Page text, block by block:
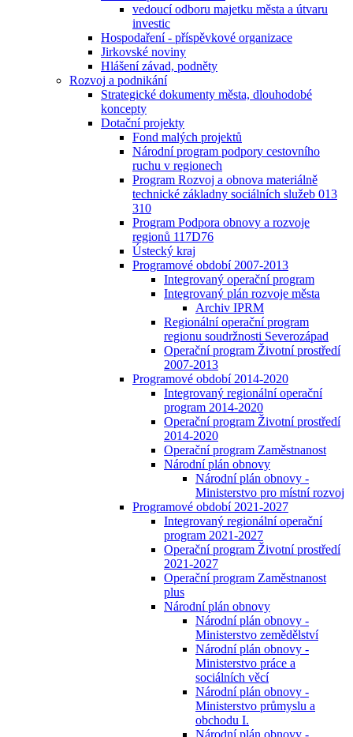
vedoucí odboru majetku města a útvaru
investic
Hospodaření - příspěvkové organizace
Jirkovské noviny
Hlášení závad, podněty
Rozvoj a podnikání
Strategické dokumenty města, dlouhodobé
koncepty
Dotační projekty
Fond malých projektů
Národní program podpory cestovního
ruchu v regionech
Program Rozvoj a obnova materiálně
technické základny sociálních služeb 013
310
Program Podpora obnovy a rozvoje
regionů 117D76
Ústecký kraj
Programové období 2007-2013
Integrovaný operační program
Integrovaný plán rozvoje města
Archiv IPRM
Regionální operační program
regionu soudržnosti Severozápad
Operační program Životní prostředí
2007-2013
Programové období 2014-2020
Integrovaný regionální operační
program 2014-2020
Operační program Životní prostředí
2014-2020
Operační program Zaměstnanost
Národní plán obnovy
Národní plán obnovy -
Ministerstvo pro místní rozvoj
Programové období 2021-2027
Integrovaný regionální operační
program 2021-2027
Operační program Životní prostředí
2021-2027
Operační program Zaměstnanost
plus
Národní plán obnovy
Národní plán obnovy -
Ministerstvo zemědělství
Národní plán obnovy -
Ministerstvo práce a
sociálních věcí
Národní plán obnovy -
Ministerstvo průmyslu a
obchodu I.
Národní plán obnovy -